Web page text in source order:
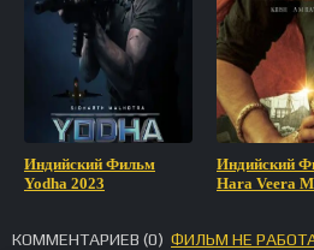
Индийский Фильм
Yodha 2023
Индийский
Hara Veera
КОММЕНТАРИЕВ (0) ФИЛЬМ НЕ